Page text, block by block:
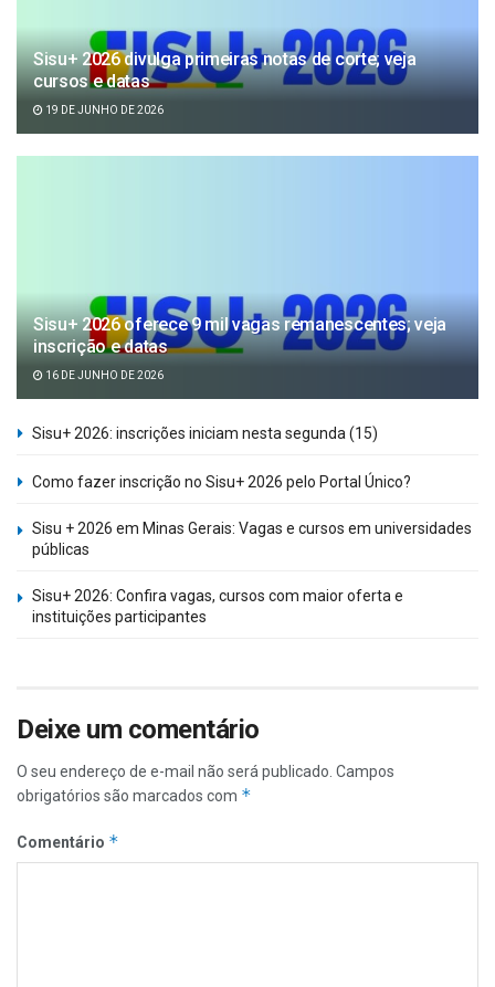
Sisu+ 2026 divulga primeiras notas de corte; veja
cursos e datas
19 DE JUNHO DE 2026
Sisu+ 2026 oferece 9 mil vagas remanescentes; veja
inscrição e datas
16 DE JUNHO DE 2026
Sisu+ 2026: inscrições iniciam nesta segunda (15)
Como fazer inscrição no Sisu+ 2026 pelo Portal Único?
Sisu + 2026 em Minas Gerais: Vagas e cursos em universidades
públicas
Sisu+ 2026: Confira vagas, cursos com maior oferta e
instituições participantes
Deixe um comentário
O seu endereço de e-mail não será publicado. Campos
obrigatórios são marcados com *
Comentário *